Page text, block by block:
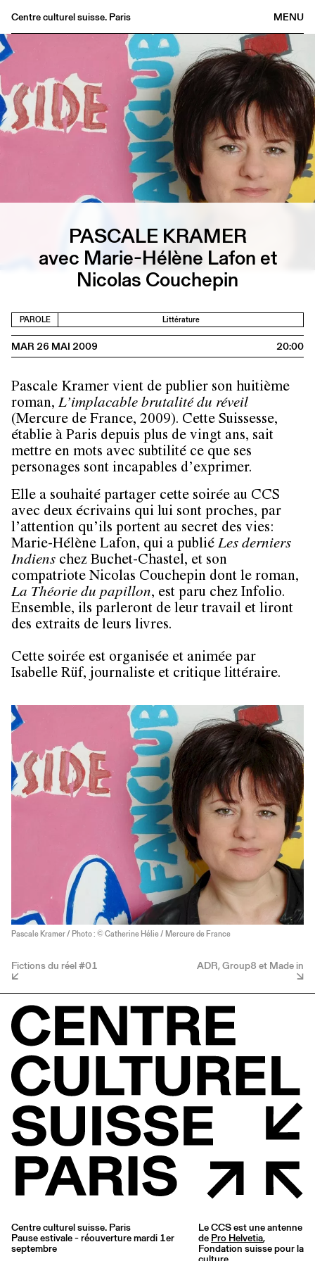
MENU
Centre culturel suisse. Paris
Agenda
Buvette
Archives
Médiathèque
FR/EN
PASCALE KRAMER
avec Marie-Hélène Lafon et
Nicolas Couchepin
PAROLE Littérature
MAR 26 MAI 2009 20:00
Pascale Kramer vient de publier son huitième
roman, L’implacable brutalité du réveil
(Mercure de France, 2009). Cette Suissesse,
établie à Paris depuis plus de vingt ans, sait
mettre en mots avec subtilité ce que ses
personages sont incapables d’exprimer.
Elle a souhaité partager cette soirée au CCS
avec deux écrivains qui lui sont proches, par
l’attention qu’ils portent au secret des vies:
Marie-Hélène Lafon, qui a publié Les derniers
Indiens chez Buchet-Chastel, et son
compatriote Nicolas Couchepin dont le roman,
La Théorie du papillon, est paru chez Infolio.
Ensemble, ils parleront de leur travail et liront
des extraits de leurs livres.
Cette soirée est organisée et animée par
Isabelle Rüf, journaliste et critique littéraire.
Pascale Kramer / Photo : © Catherine Hélie / Mercure de France
Fictions du réel #01 ADR, Group8 et Made in
Centre culturel suisse. Paris
Pause estivale - réouverture mardi 1er
septembre
Le CCS est une antenne
de Pro Helvetia,
Fondation suisse pour la